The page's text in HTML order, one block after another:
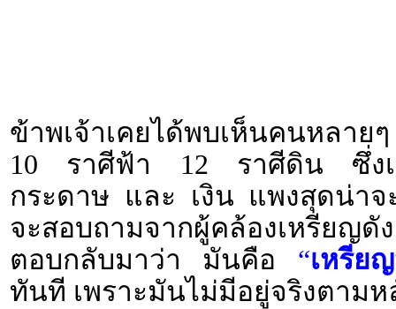
ข้าพเจ้าเคยได้พบเห็นคนหลา
10 ราศีฟ้า 12 ราศีดิน ซึ่งเป็
กระดาษ และ เงิน แพงสุดน่าจ
จะสอบถามจากผู้คล้องเหรียญ
ตอบกลับมาว่า มันคือ “เหรีย
ทันที เพราะมันไม่มีอยู่จริงตาม